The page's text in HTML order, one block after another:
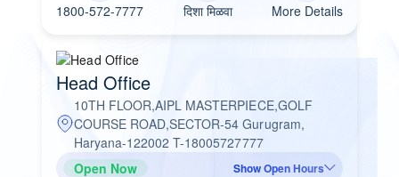
1800-572-7777 दिशा मिळवा More Details
Head Office
10TH FLOOR,AIPL MASTERPIECE,GOLF
COURSE ROAD,SECTOR-54 Gurugram,
Haryana-122002 T-18005727777
Open Now
Show Open Hours